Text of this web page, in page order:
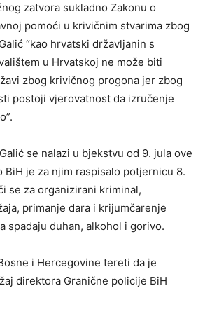
zatvora sukladno Zakonu o
pomoći u krivičnim stvarima zbog
“kao hrvatski državljanin s
u Hrvatskoj ne može biti
zbog krivičnog progona jer zbog
postoji vjerovatnost da izručenje
se nalazi u bjekstvu od 9. jula ove
BiH je za njim raspisalo potjernicu 8.
se za organizirani kriminal,
primanje dara i krijumčarenje
spadaju duhan, alkohol i gorivo.
i Hercegovine tereti da je
direktora Granične policije BiH